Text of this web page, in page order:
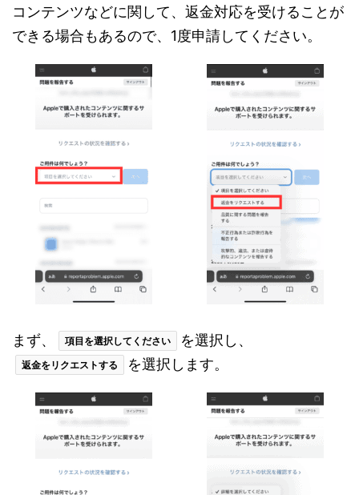
コンテンツなどに関して、返金対応を受けることが
できる場合もあるので、1度申請してください。
まず、 項目を選択してください を選択し、
返金をリクエストする を選択します。